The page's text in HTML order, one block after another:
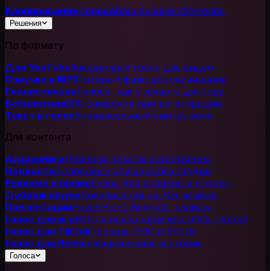
Клонирование голосаВаш личный ИИ-голос
Решения
По формату
Для YouTubeЗакадровый голос для видео
Озвучка в MP3Готовый файл для скачивания
РеалистичнаяГолоса, как у живого диктора
Бесплатная300 символов при регистрации
Текст в голосУниверсальный синтез речи
Для контента
АудиокнигиДлинные тексты естественно
ПодкастыГолосовые эпизоды без студии
Реклама и промоГолос для роликов и сторис
Дубляж видеоЛокализация на 70+ языков
ПрезентацииPowerPoint, Keynote, слайды
Голос для игрНПС и персонажи для Unity, Unreal
Голос для TikTokТренды, POV и Shorts
Голос для ReelsInstagram-рилс и сторис
Голоса